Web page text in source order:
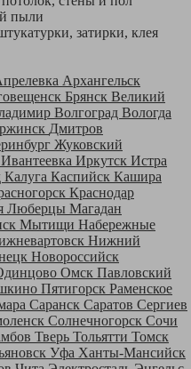
пыли
затирки, клея
Архангельск
Брянск Великий
Волгоград Вологда
Дмитров
Жуковский
Ивантеевка Иркутск Истра
Калуга Каспийск Кашира
Краснодар
Люберцы Магадан
Мытищи Набережные
Нижний
Новороссийск
Омск Павловский
Пятигорск Раменское
Саранск Саратов Сергиев
Солнечногорск Сочи
Тверь Тольятти Томск
Уфа Ханты-Мансийск